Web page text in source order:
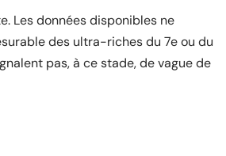
Les données disponibles ne
des ultra-riches du 7e ou du
pas, à ce stade, de vague de